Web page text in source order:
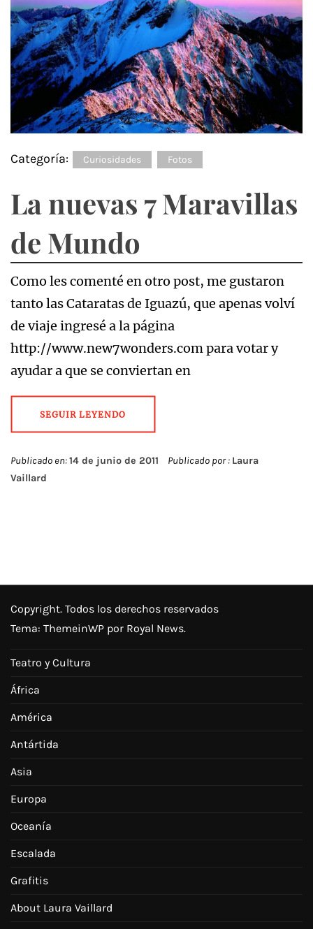
Categoría: Curiosidades Fotos
La nuevas 7 Maravillas
de Mundo
Como les comenté en otro post, me gustaron
tanto las Cataratas de Iguazú, que apenas volví
de viaje ingresé a la página
http://www.new7wonders.com para votar y
ayudar a que se conviertan en
SEGUIR LEYENDO
Publicado en:14 de junio de 2011 Publicado por : Laura
Vaillard
Copyright. Todos los derechos reservados
Tema: ThemeinWP por Royal News.
Teatro y Cultura
África
América
Antártida
Asia
Europa
Oceanía
Escalada
Grafitis
About Laura Vaillard